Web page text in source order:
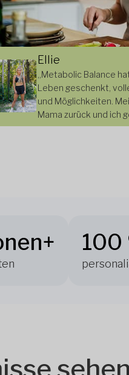
Ellie
„Metabolic Balance
Leben geschenkt,
und Möglichkeiten.
Mama zurück und ich
100